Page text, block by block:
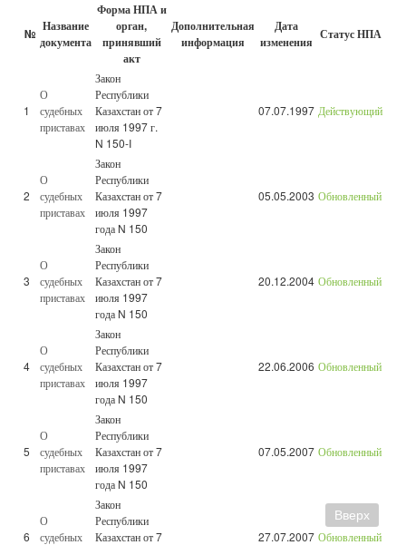
№ Название
документа
Форма НПА и
орган,
принявший
акт
Дополнительная
информация
Дата
изменения Статус НПА
1
О
судебных
приставах
Закон
Республики
Казахстан от 7
июля 1997 г.
N 150-I
07.07.1997 Действующий
2
О
судебных
приставах
Закон
Республики
Казахстан от 7
июля 1997
года N 150
05.05.2003 Обновленный
3
О
судебных
приставах
Закон
Республики
Казахстан от 7
июля 1997
года N 150
20.12.2004 Обновленный
4
О
судебных
приставах
Закон
Республики
Казахстан от 7
июля 1997
года N 150
22.06.2006 Обновленный
5
О
судебных
приставах
Закон
Республики
Казахстан от 7
июля 1997
года N 150
07.05.2007 Обновленный
6
О
судебных
Закон
Республики
Казахстан от 7
27.07.2007 Обновленный
Вверх